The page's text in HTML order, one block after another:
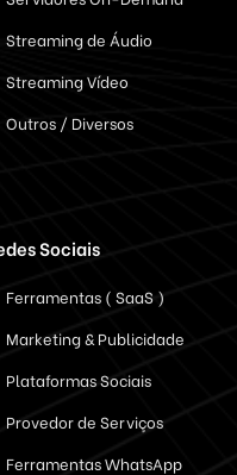
Streaming de Áudio
Streaming Vídeo
Outros / Diversos
Sociais
Ferramentas ( SaaS )
Marketing & Publicidade
Plataformas Sociais
Provedor de Serviços
Ferramentas WhatsApp